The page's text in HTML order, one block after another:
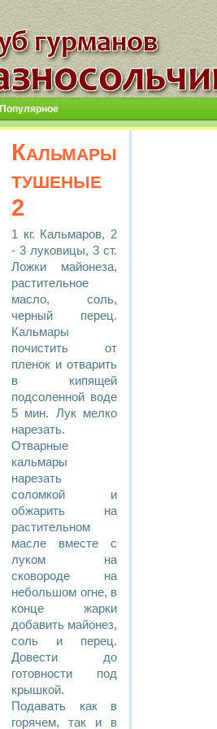
Популярное
Кальмары
тушеные
2
1 кг. Кальмаров, 2
- 3 луковицы, 3 ст.
Ложки майонеза,
растительное
масло, соль,
черный перец.
Кальмары
почистить от
пленок и отварить
в кипящей
подсоленной воде
5 мин. Лук мелко
нарезать.
Отварные
кальмары
нарезать
соломкой и
обжарить на
растительном
масле вместе с
луком на
сковороде на
небольшом огне, в
конце жарки
добавить майонез,
соль и перец.
Довести до
готовности под
крышкой.
Подавать как в
горячем, так и в